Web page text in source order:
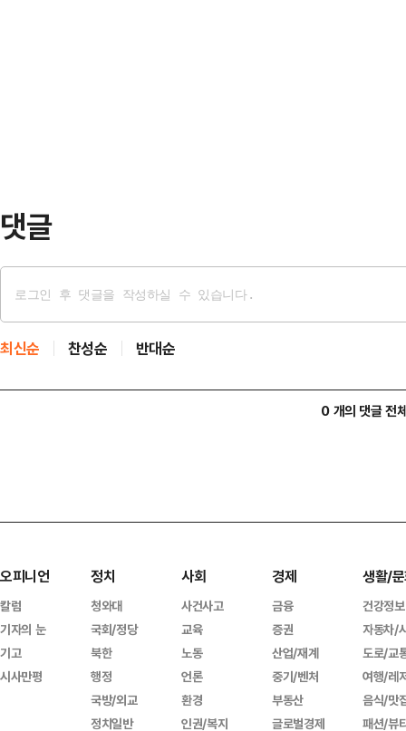
댓글
최신순 찬성순 반대순
0 개의 댓글 전
오피니언
칼럼
기자의 눈
기고
시사만평
정치
청와대
국회/정당
북한
행정
국방/외교
정치일반
사회
사건사고
교육
노동
언론
환경
인권/복지
경제
금융
증권
산업/재계
중기/벤처
부동산
글로벌경제
생활/
건강정보
자동차/
도로/교
여행/레
음식/맛
패션/뷰